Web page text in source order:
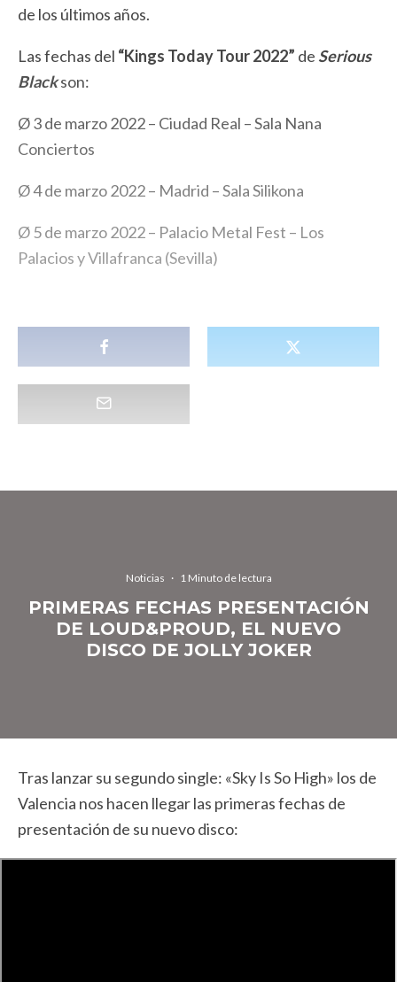
de los últimos años.
Las fechas del “Kings Today Tour 2022” de Serious
Blackson:
Ø 3 de marzo 2022 – Ciudad Real – Sala Nana
Conciertos
Ø 4 de marzo 2022 – Madrid – Sala Silikona
Ø 5 de marzo 2022 – Palacio Metal Fest – Los
Palacios y Villafranca (Sevilla)
Noticias · 1 Minuto de lectura
PRIMERAS FECHAS PRESENTACIÓN
DE LOUD&PROUD, EL NUEVO
DISCO DE JOLLY JOKER
Tras lanzar su segundo single: «Sky Is So High» los de
Valencia nos hacen llegar las primeras fechas de
presentación de su nuevo disco: